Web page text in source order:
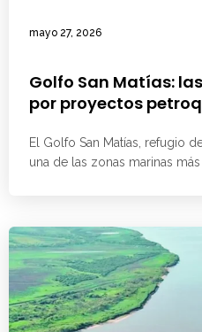
mayo 27, 2026
Golfo San Matías:
por proyectos
El Golfo San Matías, refugio
una de las zonas marinas